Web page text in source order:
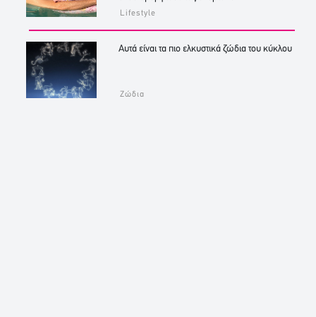
Lifestyle
Αυτά είναι τα πιο ελκυστικά ζώδια του κύκλου
Ζώδια